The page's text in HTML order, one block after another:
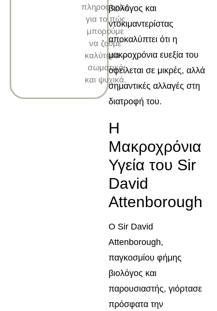
πληροφορίες
για το πώς
μπορούμε
να ζούμε
καλύτερα –
σωματικά
και ψυχικά.
βιολόγος και
ντοκιμαντερίστας
αποκαλύπτει ότι η
μακροχρόνια ευεξία του
οφείλεται σε μικρές, αλλά
σημαντικές αλλαγές στη
διατροφή του.
Η
Μακροχρόνια
Υγεία του Sir
David
Attenborough
Ο Sir David
Attenborough,
παγκοσμίου φήμης
βιολόγος και
παρουσιαστής, γιόρτασε
πρόσφατα την